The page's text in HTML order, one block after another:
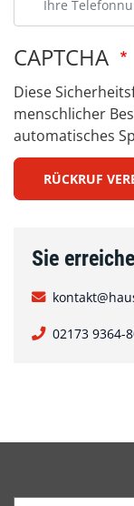
CAPTCHA
Diese
menschlicher
automatisches
RÜCKRUF
Sie
02173 9364-